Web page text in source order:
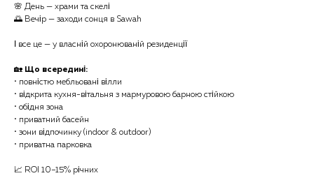
🌸 День — храми та скелі
🌅 Вечір — заходи сонця в Sawah
І все це — у власній охоронюваній резиденції
🏡 Що всередині:
• повністю мебльовані вілли
• відкрита кухня-вітальня з мармуровою барною стійкою
• обідня зона
• приватний басейн
• зони відпочинку (indoor & outdoor)
• приватна парковка
📈 ROI 10–15% річних